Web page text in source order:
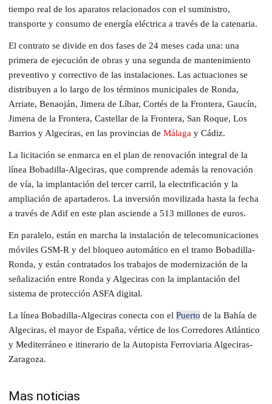
tiempo real de los aparatos relacionados con el suministro,
transporte y consumo de energía eléctrica a través de la catenaria.
El contrato se divide en dos fases de 24 meses cada una: una
primera de ejecución de obras y una segunda de mantenimiento
preventivo y correctivo de las instalaciones. Las actuaciones se
distribuyen a lo largo de los términos municipales de Ronda,
Arriate, Benaoján, Jimera de Líbar, Cortés de la Frontera, Gaucín,
Jimena de la Frontera, Castellar de la Frontera, San Roque, Los
Barrios y Algeciras, en las provincias de Málaga y Cádiz.
La licitación se enmarca en el plan de renovación integral de la
línea Bobadilla-Algeciras, que comprende además la renovación
de vía, la implantación del tercer carril, la electrificación y la
ampliación de apartaderos. La inversión movilizada hasta la fecha
a través de Adif en este plan asciende a 513 millones de euros.
En paralelo, están en marcha la instalación de telecomunicaciones
móviles GSM-R y del bloqueo automático en el tramo Bobadilla-
Ronda, y están contratados los trabajos de modernización de la
señalización entre Ronda y Algeciras con la implantación del
sistema de protección ASFA digital.
La línea Bobadilla-Algeciras conecta con el Puerto de la Bahía de
Algeciras, el mayor de España, vértice de los Corredores Atlántico
y Mediterráneo e itinerario de la Autopista Ferroviaria Algeciras-
Zaragoza.
Mas noticias